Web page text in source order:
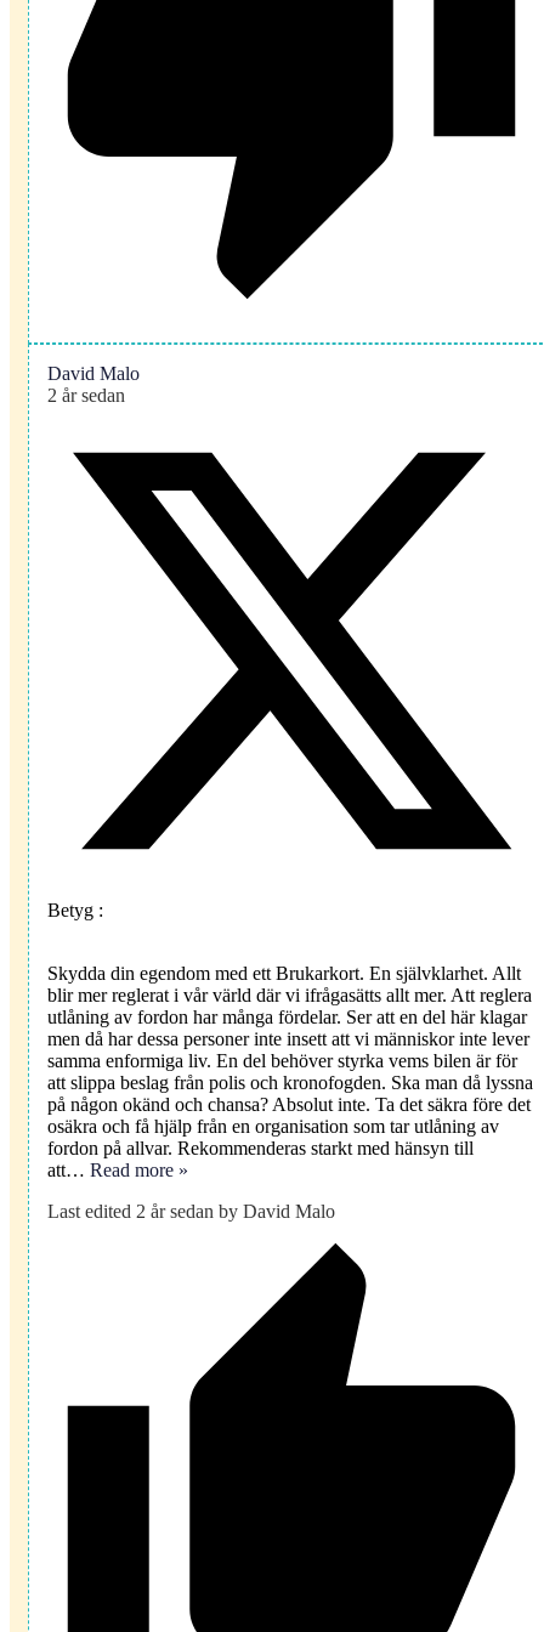
David Malo
2 år sedan
Betyg :
Skydda din egendom med ett Brukarkort. En självklarhet. Allt
blir mer reglerat i vår värld där vi ifrågasätts allt mer. Att reglera
utlåning av fordon har många fördelar. Ser att en del här klagar
men då har dessa personer inte insett att vi människor inte lever
samma enformiga liv. En del behöver styrka vems bilen är för
att slippa beslag från polis och kronofogden. Ska man då lyssna
på någon okänd och chansa? Absolut inte. Ta det säkra före det
osäkra och få hjälp från en organisation som tar utlåning av
fordon på allvar. Rekommenderas starkt med hänsyn till
att… Read more »
Last edited 2 år sedan by David Malo